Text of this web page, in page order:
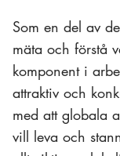
Som en del av
mäta och förstå
komponent i
attraktiv och
med att globala
vill leva och